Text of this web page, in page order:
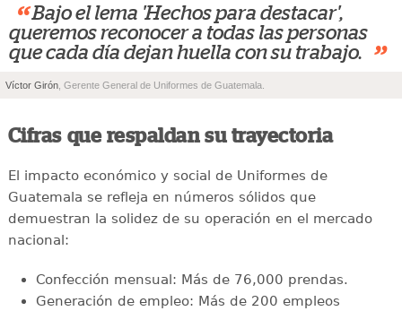
“ Bajo el lema 'Hechos para destacar',
queremos reconocer a todas las personas
que cada día dejan huella con su trabajo.
”
Víctor Girón , Gerente General de Uniformes de Guatemala.
Cifras que respaldan su trayectoria
El impacto económico y social de Uniformes de
Guatemala se refleja en números sólidos que
demuestran la solidez de su operación en el mercado
nacional:
Confección mensual: Más de 76,000 prendas.
Generación de empleo: Más de 200 empleos